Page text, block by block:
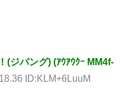
(ジパング) (ｱｳｱｳｸｰ MM4f-
ID:KLM+6LuuM